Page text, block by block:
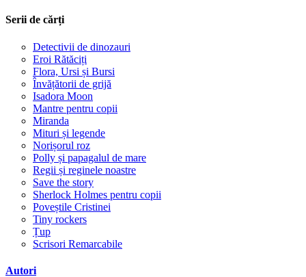
Serii de cărți
Detectivii de dinozauri
Eroi Rătăciți
Flora, Ursi și Bursi
Învățătorii de grijă
Isadora Moon
Mantre pentru copii
Miranda
Mituri și legende
Norișorul roz
Polly și papagalul de mare
Regii și reginele noastre
Save the story
Sherlock Holmes pentru copii
Poveștile Cristinei
Tiny rockers
Țup
Scrisori Remarcabile
Autori